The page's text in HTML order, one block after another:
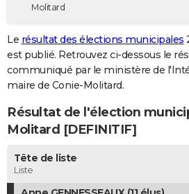
Destinations
City break
Voyage nature
Voyage de noces
Forum
GUIDES D'ACHAT
BONS PLANS
Carte de Noël
Carte Bonne année
Carte Saint-Valentin
Carte Pâques
Carte d'anniversaire
DICTIONNAIRE
Dictionnaire
Biographies
Citations
Expressions
Proverbes
PROGRAMME TV
COPAINS D'AVANT
Molitard
Le résultat des élections municipales
est publié. Retrouvez ci-dessous le
communiqué par le ministère de
maire de Conie-Molitard.
Résultat de l'élection
Molitard [DEFINITIF]
Tête de liste
Liste